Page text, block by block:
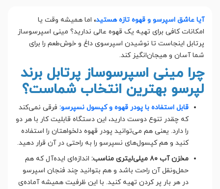
آیا عاشق اسپرسو و قهوه تازه هستید، اما همیشه وقت یا
امکانات کافی برای تهیه یک قهوه عالی ندارید؟ مینی اسپرسوساز
پرتابل اینجاست تا نوشیدن اسپرسوی داغ و خوش‌طعم را برای
شما آسان و هیجان‌انگیز کند.
چرا مینی اسپرسوساز پرتابل برند
لپرسو بهترین انتخاب شماست؟
قابل استفاده با پودر قهوه و کپسول نسپرسو: فرقی نمی‌کند
که چقدر تنوع دوست دارید، این دستگاه قابلیت کار با هر دو
را دارد. یعنی هم می‌توانید پودر قهوه دلخواهتان را استفاده
کنید و هم کپسول‌های نسپرسو را به راحتی در آن قرار دهید.
مخزن آب ۸۰ میلی‌لیتری مناسب:
اندازه‌ای ایده‌آل که هم
حمل‌ونقل آن راحت باشد و هم بتوانید چند فنجان اسپرسو
در هر بار پر کردن تهیه کنید. با این ظرفیت همیشه آماده‌ی